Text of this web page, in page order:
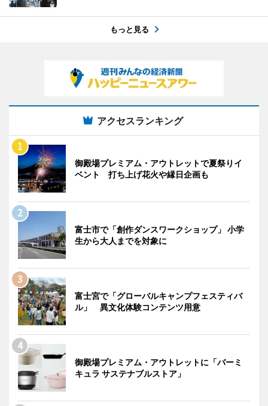
もっと見る
アクセスランキング
御殿場プレミアム・アウトレットで夏祭りイ
ベント 打ち上げ花火や縁日企画も
富士市で「創作ダンスワークショップ」 小学
生から大人までを対象に
富士宮で「グローバルキャンプフェスティバ
ル」 異文化体験コンテンツ用意
御殿場プレミアム・アウトレットに「バーミ
キュラ サステナブルストア」